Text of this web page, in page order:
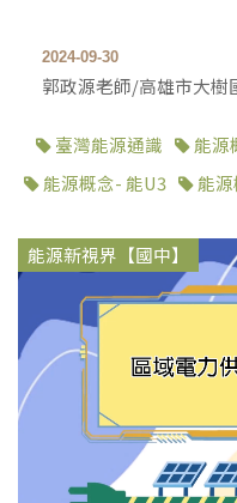
2024-09-30
郭政源老師/高雄市大樹
臺灣能源通識 能源
能源概念- 能U3
能
能源新視界【國中】